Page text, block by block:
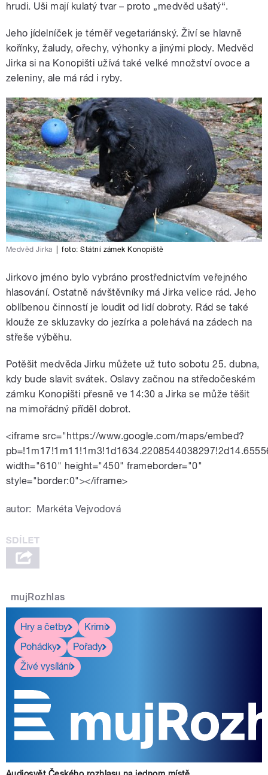
hrudi. Uši mají kulatý tvar – proto „medvěd ušatý“.
Jeho jídelníček je téměř vegetariánský. Živí se hlavně
kořínky, žaludy, ořechy, výhonky a jinými plody. Medvěd
Jirka si na Konopišti užívá také velké množství ovoce a
zeleniny, ale má rád i ryby.
Medvěd Jirka foto:Státní zámek Konopiště
Jirkovo jméno bylo vybráno prostřednictvím veřejného
hlasování. Ostatně návštěvníky má Jirka velice rád. Jeho
oblíbenou činností je loudit od lidí dobroty. Rád se také
klouže ze skluzavky do jezírka a polehává na zádech na
střeše výběhu.
Potěšit medvěda Jirku můžete už tuto sobotu 25. dubna,
kdy bude slavit svátek. Oslavy začnou na středočeském
zámku Konopišti přesně ve 14:30 a Jirka se může těšit
na mimořádný příděl dobrot.
<iframe src="https://www.google.com/maps/embed?
width="610" height="450" frameborder="0"
style="border:0"></iframe>
autor: Markéta Vejvodová
mujRozhlas
Hry a četby
Krimi
Pohádky
Pořady
Živé vysílání